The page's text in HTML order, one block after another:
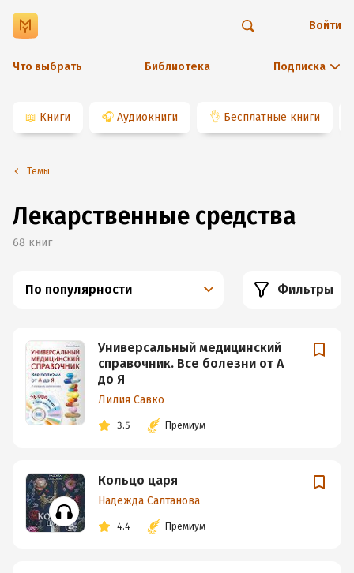
Что выбрать Библиотека Подписка
Войти
📖 Книги 🎧 Аудиокниги 👌 Бесплатные книги
Темы
Лекарственные средства
68 книг
По популярности Фильтры
Универсальный медицинский
справочник. Все болезни от А
до Я
Лилия Савко
3.5 Премиум
Кольцо царя
Надежда Салтанова
4.4 Премиум